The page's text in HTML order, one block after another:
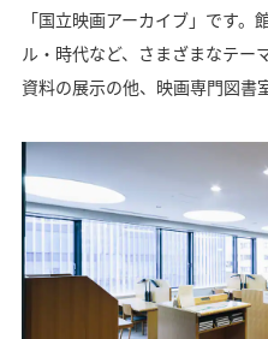
「国立映画アーカイブ」です
ル・時代など、さまざまなテー
資料の展示の他、映画専門図書